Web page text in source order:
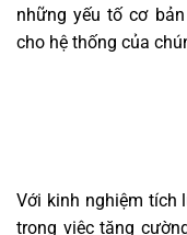
những yếu tố cơ
cho hệ thống của
Với kinh nghiệm tích
trong việc tăng